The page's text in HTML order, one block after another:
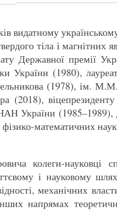
видатному
тіла і
Державної премії
України (1980),
(1978), ім.
(2018),
України
математичних
колеги-
і науковому
механічних
напрямах